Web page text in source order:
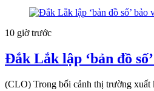
10 giờ trước
Đắk Lắk lập ‘bản đồ
(CLO) Trong bối cảnh thị trường xuất